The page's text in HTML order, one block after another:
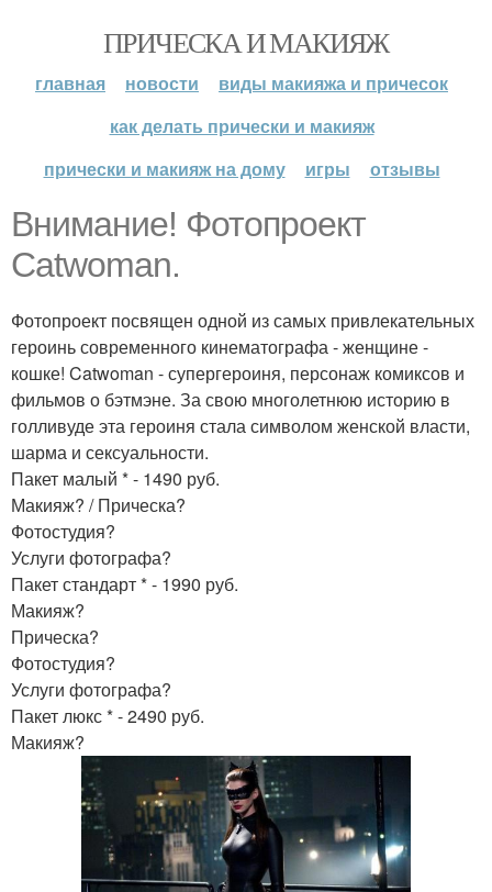
ПРИЧЕСКА И МАКИЯЖ
главная новости
виды макияжа и причесок
как делать прически и макияж
прически и макияж на дому
игры отзывы
Внимание! Фотопроект
Catwoman.
Фотопроект посвящен одной из самых привлекательных
героинь современного кинематографа - женщине -
кошке! Catwoman - супергероиня, персонаж комиксов и
фильмов о бэтмэне. За свою многолетнюю историю в
голливуде эта героиня стала символом женской власти,
шарма и сексуальности.
Пакет малый * - 1490 руб.
Макияж? / Прическа?
Фотостудия?
Услуги фотографа?
Пакет стандарт * - 1990 руб.
Макияж?
Прическа?
Фотостудия?
Услуги фотографа?
Пакет люкс * - 2490 руб.
Макияж?